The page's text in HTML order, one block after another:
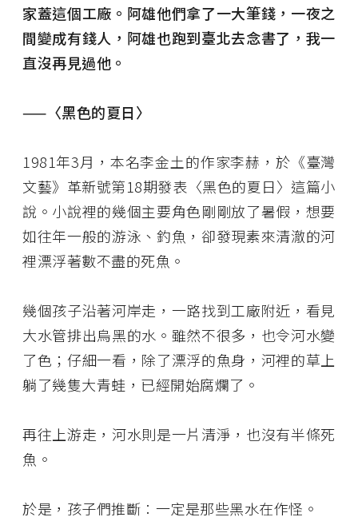
家蓋這個工廠。阿雄他們拿了一大筆錢，一夜之
間變成有錢人，阿雄也跑到臺北去念書了，我一
直沒再見過他。
——〈黑色的夏日〉
1981年3月，本名李金土的作家李赫，於《臺灣
文藝》革新號第18期發表〈黑色的夏日〉這篇小
說。小說裡的幾個主要角色剛剛放了暑假，想要
如往年一般的游泳、釣魚，卻發現素來清澈的河
裡漂浮著數不盡的死魚。
幾個孩子沿著河岸走，一路找到工廠附近，看見
大水管排出烏黑的水。雖然不很多，也令河水變
了色；仔細一看，除了漂浮的魚身，河裡的草上
躺了幾隻大青蛙，已經開始腐爛了。
再往上游走，河水則是一片清淨，也沒有半條死
魚。
於是，孩子們推斷︰一定是那些黑水在作怪。